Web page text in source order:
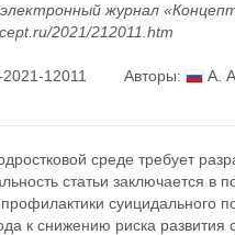
журнал
2021/212011.htm
12011 Авторы: А.
среде требует
статьи заключается в
суицидального
к снижению риска развития